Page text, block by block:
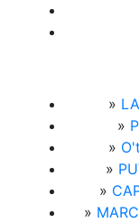
»
»
»
»
»
»